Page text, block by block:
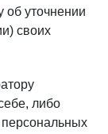
об уточнении
своих
либо
персональных